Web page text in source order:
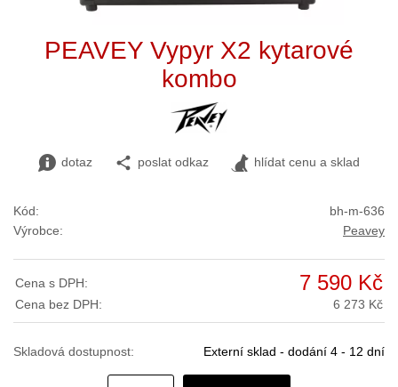
PEAVEY Vypyr X2 kytarové
kombo
dotaz poslat odkaz hlídat cenu a sklad
Kód:
bh-m-636
Výrobce:
Peavey
Cena s DPH: 7 590 Kč
Cena bez DPH: 6 273 Kč
Skladová dostupnost: Externí sklad - dodání 4 - 12 dní